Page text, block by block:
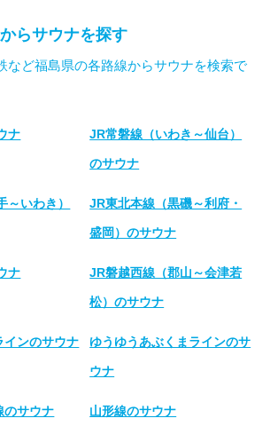
らサウナを探す
など福島県の各路線からサウナを検索で
ナ JR常磐線（いわき～仙台）
のサウナ
～いわき） JR東北本線（黒磯～利府・
盛岡）のサウナ
ナ JR磐越西線（郡山～会津若
松）のサウナ
インのサウナ ゆうゆうあぶくまラインのサ
ウナ
のサウナ 山形線のサウナ